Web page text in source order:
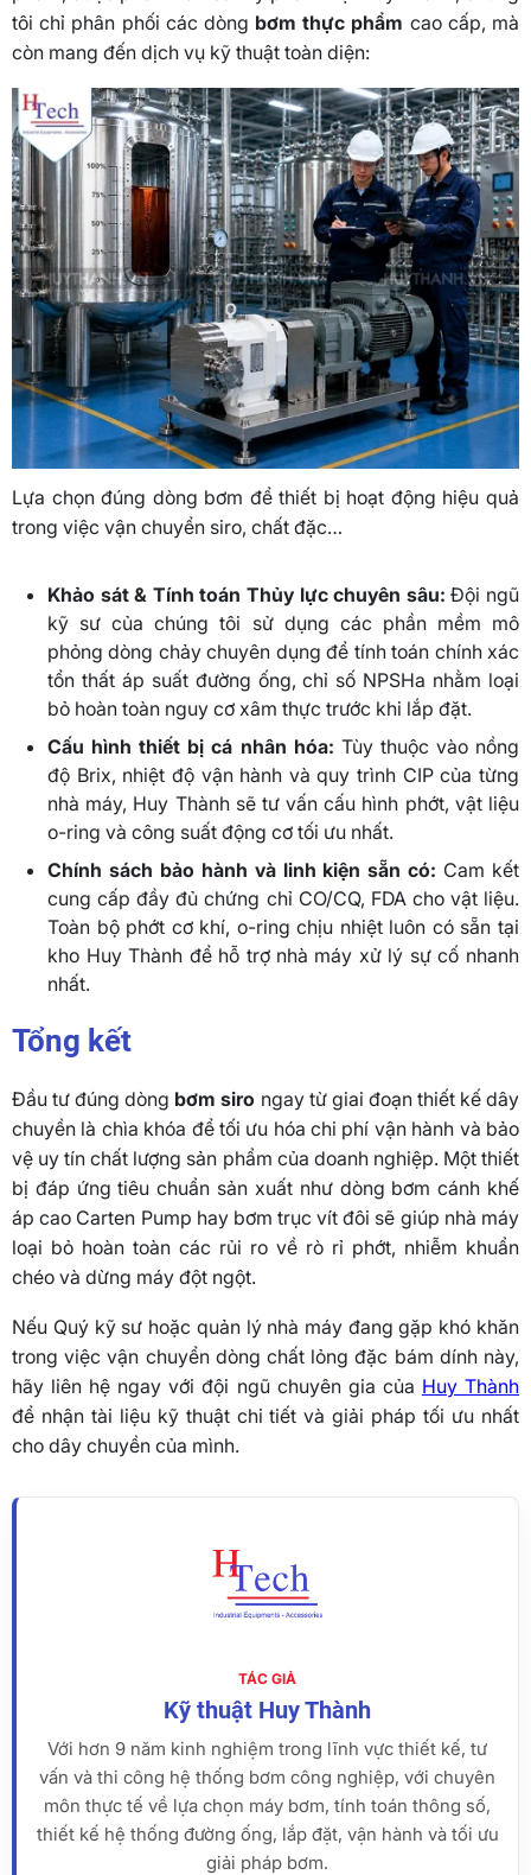
tôi chỉ phân phối các dòng bơm thực phẩm cao cấp, mà
còn mang đến dịch vụ kỹ thuật toàn diện:
Lựa chọn đúng dòng bơm để thiết bị hoạt động hiệu quả
trong việc vận chuyển siro, chất đặc…
Khảo sát & Tính toán Thủy lực chuyên sâu: Đội ngũ
kỹ sư của chúng tôi sử dụng các phần mềm mô
phỏng dòng chảy chuyên dụng để tính toán chính xác
tổn thất áp suất đường ống, chỉ số NPSHa nhằm loại
bỏ hoàn toàn nguy cơ xâm thực trước khi lắp đặt.
Cấu hình thiết bị cá nhân hóa: Tùy thuộc vào nồng
độ Brix, nhiệt độ vận hành và quy trình CIP của từng
nhà máy, Huy Thành sẽ tư vấn cấu hình phớt, vật liệu
o-ring và công suất động cơ tối ưu nhất.
Chính sách bảo hành và linh kiện sẵn có: Cam kết
cung cấp đầy đủ chứng chỉ CO/CQ, FDA cho vật liệu.
Toàn bộ phớt cơ khí, o-ring chịu nhiệt luôn có sẵn tại
kho Huy Thành để hỗ trợ nhà máy xử lý sự cố nhanh
nhất.
Tổng kết
Đầu tư đúng dòng bơm siro ngay từ giai đoạn thiết kế dây
chuyền là chìa khóa để tối ưu hóa chi phí vận hành và bảo
vệ uy tín chất lượng sản phẩm của doanh nghiệp. Một thiết
bị đáp ứng tiêu chuẩn sản xuất như dòng bơm cánh khế
áp cao Carten Pump hay bơm trục vít đôi sẽ giúp nhà máy
loại bỏ hoàn toàn các rủi ro về rò rỉ phớt, nhiễm khuẩn
chéo và dừng máy đột ngột.
Nếu Quý kỹ sư hoặc quản lý nhà máy đang gặp khó khăn
trong việc vận chuyển dòng chất lỏng đặc bám dính này,
hãy liên hệ ngay với đội ngũ chuyên gia của Huy Thành
để nhận tài liệu kỹ thuật chi tiết và giải pháp tối ưu nhất
cho dây chuyền của mình.
TÁC GIẢ
Kỹ thuật Huy Thành
Với hơn 9 năm kinh nghiệm trong lĩnh vực thiết kế, tư
vấn và thi công hệ thống bơm công nghiệp, với chuyên
môn thực tế về lựa chọn máy bơm, tính toán thông số,
thiết kế hệ thống đường ống, lắp đặt, vận hành và tối ưu
giải pháp bơm.